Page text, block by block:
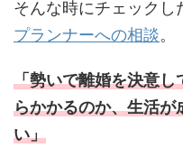
そんな時にチェックし
プランナーへの相談。
「勢いで離婚を決意し
らかかるのか、生活が
い」